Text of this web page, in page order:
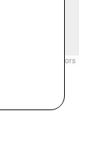
contributors